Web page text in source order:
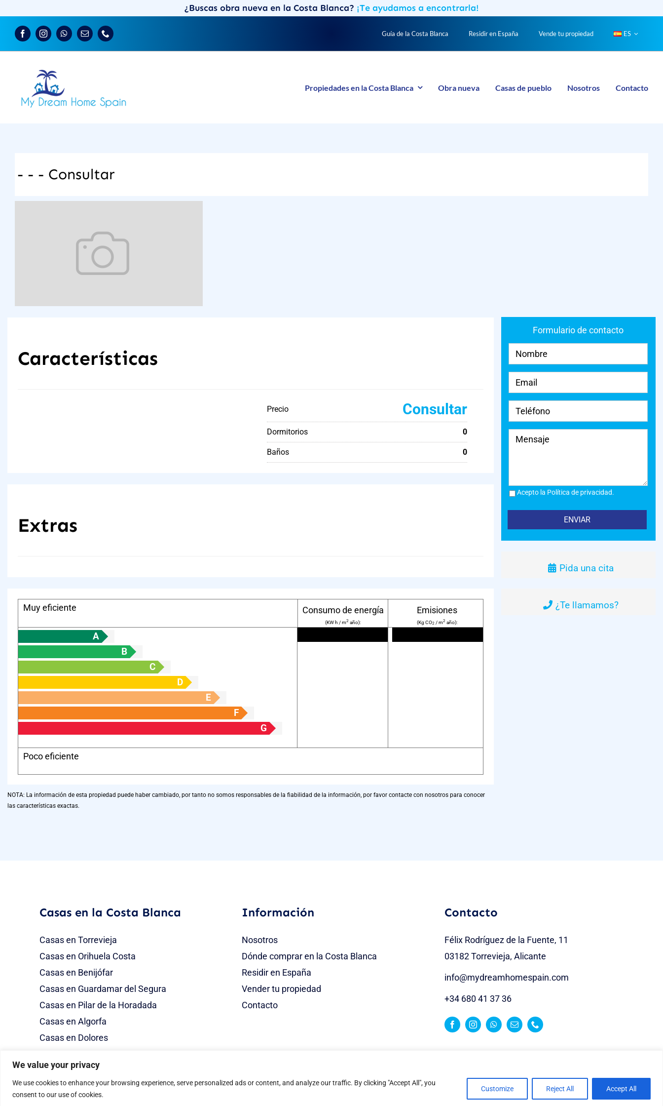
We value your privacy
We use cookies to enhance your browsing experience, serve personalized ads or content, and analyze our traffic. By clicking "Accept All", you
consent to our use of cookies.
Customize Reject All Accept All
contenido
¿Buscas obra nueva en la Costa Blanca? ¡Te ayudamos a encontrarla!
Guía de la Costa Blanca Residir en España Vende tu propiedad ES
Propiedades en la Costa Blanca Obra nueva Casas de pueblo Nosotros Contacto
- - - Consultar
Características
Precio Consultar
Dormitorios 0
Baños 0
Extras
Muy eficiente Consumo de energía
(KW h / m2 año):
Emisiones
(Kg CO2 / m2 año):
A
B
C
D
E
F
G
Poco eficiente
Formulario de contacto
Acepto la Política de privacidad.
Pida una cita
¿Te llamamos?
NOTA: La información de esta propiedad puede haber cambiado, por tanto no somos responsables de la fiabilidad de la información, por favor contacte con nosotros para conocer
las características exactas.
Casas en la Costa Blanca
Casas en Torrevieja
Casas en Orihuela Costa
Casas en Benijófar
Casas en Guardamar del Segura
Casas en Pilar de la Horadada
Casas en Algorfa
Casas en Dolores
Información
Nosotros
Dónde comprar en la Costa Blanca
Residir en España
Vender tu propiedad
Contacto
Contacto
Félix Rodríguez de la Fuente, 11
03182 Torrevieja, Alicante
info@mydreamhomespain.com
+34 680 41 37 36
| Desarrollado portudelante.es